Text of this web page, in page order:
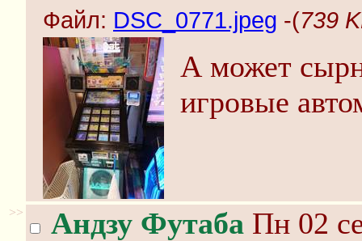
Файл: DSC_0771.jpeg -(739
А может
игровые
>> Андзу Футаба Пн 02